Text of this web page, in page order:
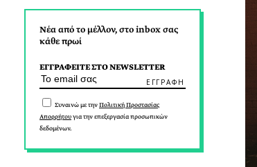
Νέα από το μέλλον, στο inbox σας
κάθε πρωί
ΕΓΓΡΑΦΕΙΤΕ ΣΤΟ NEWSLETTER
Συναινώ με τηνΠολιτική Προστασίας
Απορρήτουγια την επεξεργασία προσωπικών
δεδομένων.